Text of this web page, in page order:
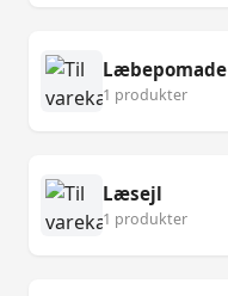
Læbepomade
1 produkter
Læsejl
1 produkter